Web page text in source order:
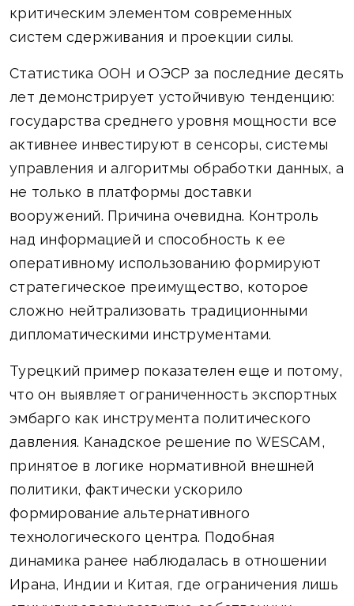
критическим элементом современных
систем сдерживания и проекции силы.
Статистика ООН и ОЭСР за последние десять
лет демонстрирует устойчивую тенденцию:
государства среднего уровня мощности все
активнее инвестируют в сенсоры, системы
управления и алгоритмы обработки данных, а
не только в платформы доставки
вооружений. Причина очевидна. Контроль
над информацией и способность к ее
оперативному использованию формируют
стратегическое преимущество, которое
сложно нейтрализовать традиционными
дипломатическими инструментами.
Турецкий пример показателен еще и потому,
что он выявляет ограниченность экспортных
эмбарго как инструмента политического
давления. Канадское решение по WESCAM,
принятое в логике нормативной внешней
политики, фактически ускорило
формирование альтернативного
технологического центра. Подобная
динамика ранее наблюдалась в отношении
Ирана, Индии и Китая, где ограничения лишь